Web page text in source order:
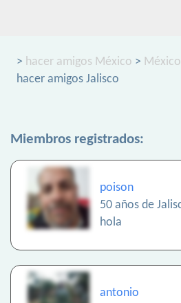
> hacer amigos México > México
hacer amigos Jalisco
Miembros registrados:
poison
50 años de
hola
antonio